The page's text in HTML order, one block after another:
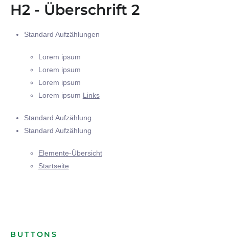
H2 - Überschrift 2
Standard Aufzählungen
Lorem ipsum
Lorem ipsum
Lorem ipsum
Lorem ipsum Links
Standard Aufzählung
Standard Aufzählung
Elemente-Übersicht
Startseite
BUTTONS